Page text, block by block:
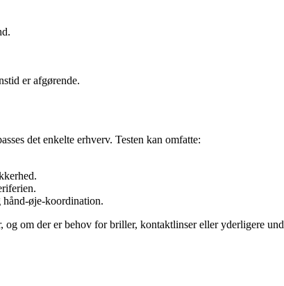
er afgørende.
det enkelte erhverv. Testen kan omfatte:
øje-koordination.
om der er behov for briller, kontaktlinser eller yderligere